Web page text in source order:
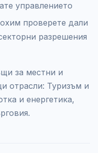
управлението
проверете дали
разрешения
за местни и
отрасли: Туризъм и
и енергетика,